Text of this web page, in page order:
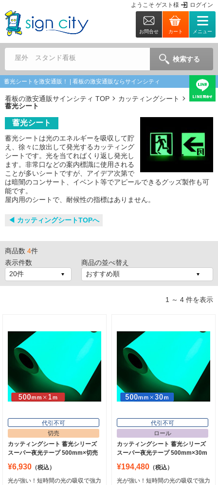
ようこそ ゲスト 様 ログイン
お問合せ カート メニュー
屋外 スタンド看板 検索する
蓄光シートを激安通販！ | 看板の激安通販ならサインシティ
看板の激安通販サインシティ TOP
カッティングシート
蓄光シート
蓄光シート
蓄光シートは光のエネルギーを吸収して貯
え、徐々に放出して発光するカッティング
シートです。光を当てればくり返し発光し
ます。非常口などの案内標識に使用される
ことが多いシートですが、アイデア次第で
は暗闇のコンサート、イベント等でアピールできるグッズ製作も可
能です。
屋内用のシートで、耐候性の指標はありません。
◀︎ カッティングシートTOPへ
商品数 4件
表示件数
商品の並べ替え
1 ～ 4 件を表示
代引不可
切売
カッティングシート 蓄光シリーズ
スーパー夜光テープ 500mm×切売
¥6,930 （税込）
光が強い！短時間の光の吸収で強力
代引不可
ロール
カッティングシート 蓄光シリーズ
スーパー夜光テープ 500mm×30m
¥194,480 （税込）
光が強い！短時間の光の吸収で強力